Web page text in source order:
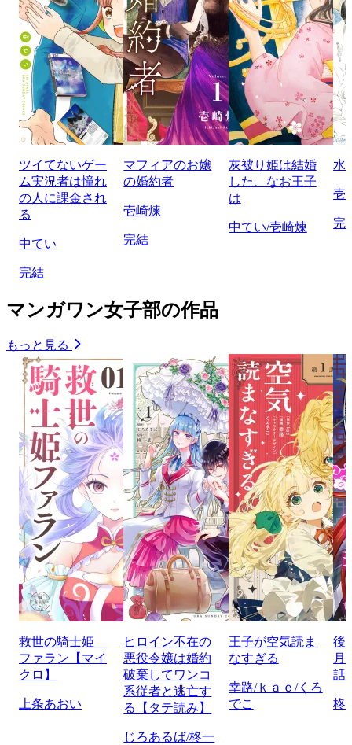
ツイてないゲー
ム実況者は憧れ
の人に課金され
る
中てい
完結
マフィアのお嬢
の婚約者
壱崎煉
完結
灰被り姫は結婚
した、なお王子
は
中てい/壱崎煉
水
壱
完
マンガワン女子部の作品
もっと見る
救世の騎士姫
ファラン【マイ
クロ】
上条あおい
ヒロイン不在の
悪役令嬢は婚約
破棄してワンコ
系従者と逃亡す
る【タテ読み】
じろあるば/柊一
王子が空気読ま
なすぎる
幸路/ｋａｅ/くろ
でこ
後
月
話
柊